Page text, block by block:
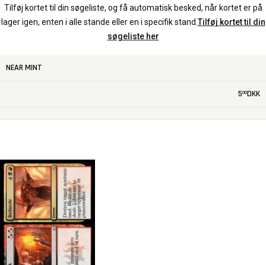
Tilføj kortet til din søgeliste, og få automatisk besked, når kortet er på
lager igen, enten i alle stande eller en i specifik stand.Tilføj kortet til din
søgeliste her
NEAR MINT
500DKK